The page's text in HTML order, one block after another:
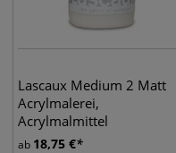
Lascaux Medium 2 Matt
Acrylmalerei,
Acrylmalmittel
ab 18,75 €